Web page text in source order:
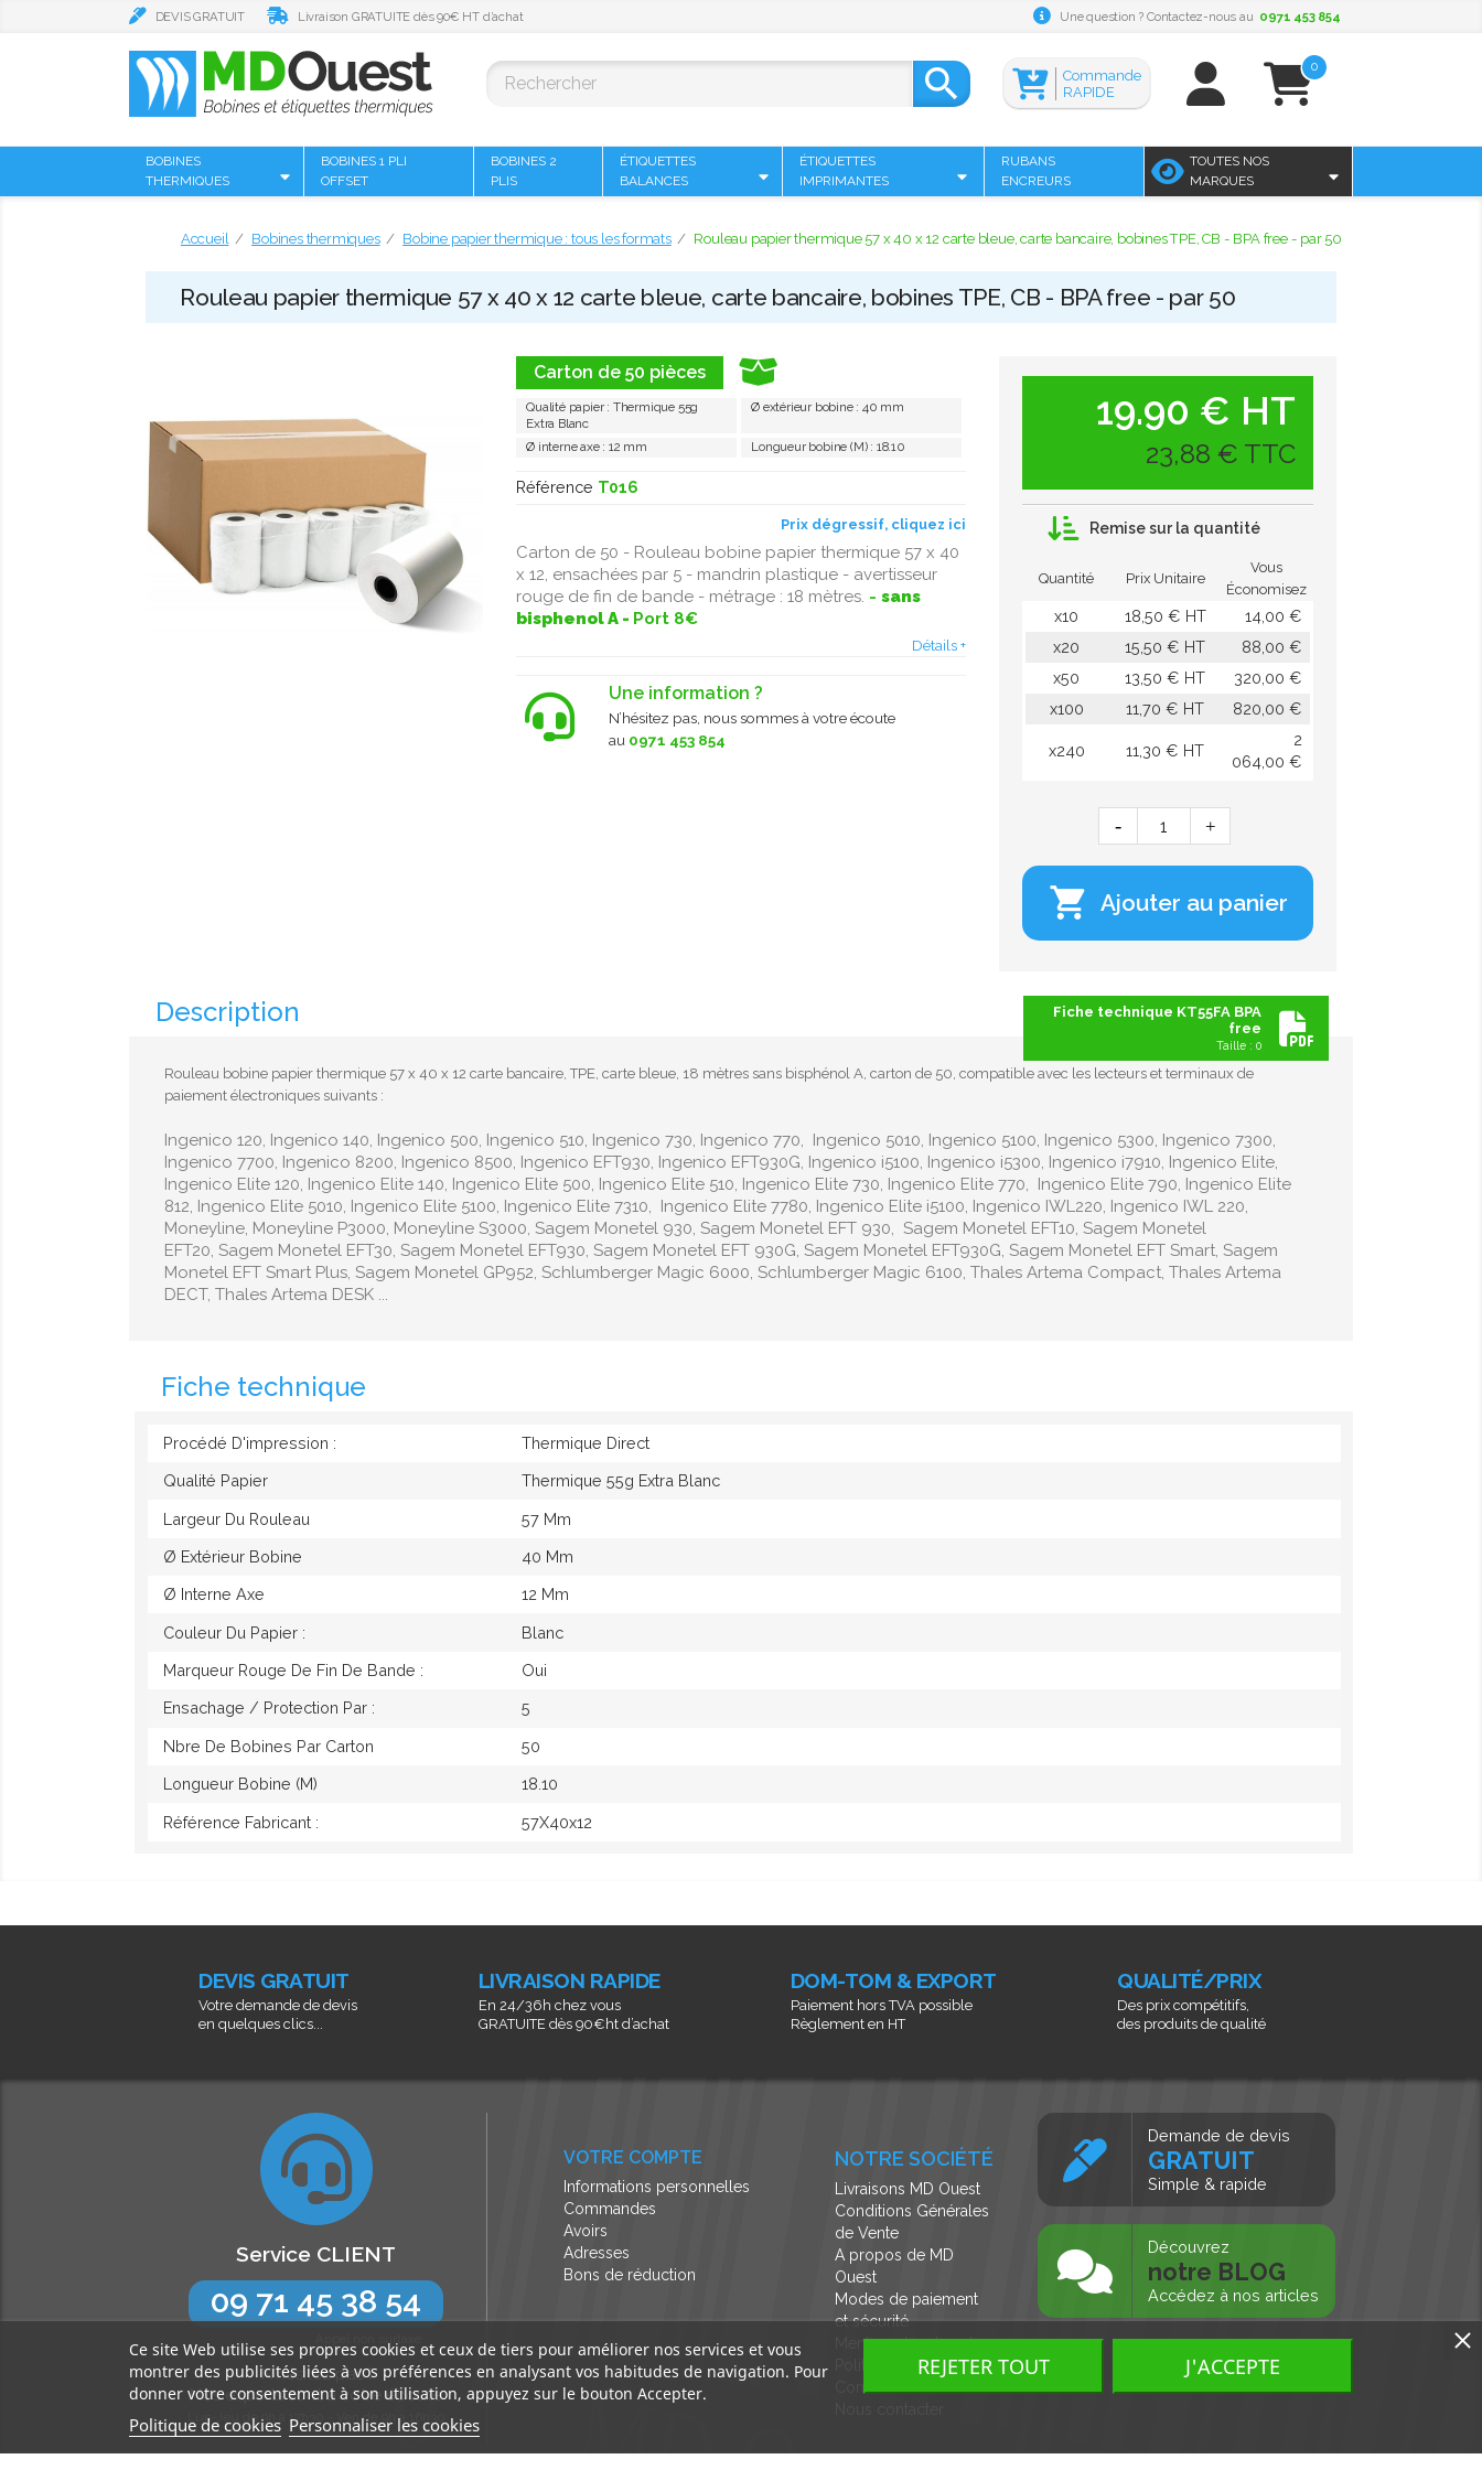
DEVIS GRATUIT Livraison GRATUITE dès 90€ HT d’achat Une question ? Contactez-nous au 0971 453 854
 0
Commande
RAPIDE
BOBINES
THERMIQUES
BOBINES 1 PLI
OFFSET
BOBINES 2
PLIS
ÉTIQUETTES
BALANCES
ÉTIQUETTES
IMPRIMANTES
RUBANS
ENCREURS
TOUTES NOS
MARQUES
Accueil Bobines thermiques Bobine papier thermique : tous les formats Rouleau papier thermique 57 x 40 x 12 carte bleue, carte bancaire, bobines TPE, CB - BPA free - par 50
Rouleau papier thermique 57 x 40 x 12 carte bleue, carte bancaire, bobines TPE, CB - BPA free - par 50
Carton de 50 pièces
Qualité papier : Thermique 55g
Extra Blanc
Ø extérieur bobine : 40 mm
Ø interne axe : 12 mm Longueur bobine (M) : 18.10
Référence T016
Prix dégressif, cliquez ici
Carton de 50 - Rouleau bobine papier thermique 57 x 40
x 12, ensachées par 5 - mandrin plastique - avertisseur
rouge de fin de bande - métrage : 18 mètres. - sans
bisphenol A - Port 8€
Détails +
Une information ?
N’hésitez pas, nous sommes à votre écoute
au 0971 453 854
19.90 € HT
23,88 € TTC
Remise sur la quantité
Quantité Prix Unitaire
Vous
Économisez
x10 18,50 € HT
14,00 €
x20
15,50 € HT
88,00 €
x50
13,50 € HT
320,00 €
x100
11,70 € HT 820,00 €
x240 11,30 € HT
2
064,00 €
 Ajouter au panier
Description
Rouleau bobine papier thermique 57 x 40 x 12 carte bancaire, TPE, carte bleue, 18 mètres sans bisphénol A, carton de 50, compatible avec les lecteurs et terminaux de
paiement électroniques suivants :
Ingenico 120, Ingenico 140, Ingenico 500, Ingenico 510, Ingenico 730, Ingenico 770, Ingenico 5010, Ingenico 5100, Ingenico 5300, Ingenico 7300,
Ingenico 7700, Ingenico 8200, Ingenico 8500, Ingenico EFT930, Ingenico EFT930G, Ingenico i5100, Ingenico i5300, Ingenico i7910, Ingenico Elite,
Ingenico Elite 120, Ingenico Elite 140, Ingenico Elite 500, Ingenico Elite 510, Ingenico Elite 730, Ingenico Elite 770, Ingenico Elite 790, Ingenico Elite
812, Ingenico Elite 5010, Ingenico Elite 5100, Ingenico Elite 7310, Ingenico Elite 7780, Ingenico Elite i5100, Ingenico IWL220, Ingenico IWL 220,
Moneyline, Moneyline P3000, Moneyline S3000, Sagem Monetel 930, Sagem Monetel EFT 930, Sagem Monetel EFT10, Sagem Monetel
EFT20, Sagem Monetel EFT30, Sagem Monetel EFT930, Sagem Monetel EFT 930G, Sagem Monetel EFT930G, Sagem Monetel EFT Smart, Sagem
Monetel EFT Smart Plus, Sagem Monetel GP952, Schlumberger Magic 6000, Schlumberger Magic 6100, Thales Artema Compact, Thales Artema
DECT, Thales Artema DESK ...
Fiche technique KT55FA BPA
free
Taille : 0
Fiche technique
Procédé D'impression : Thermique Direct
Qualité Papier Thermique 55g Extra Blanc
Largeur Du Rouleau 57 Mm
Ø Extérieur Bobine 40 Mm
Ø Interne Axe 12 Mm
Couleur Du Papier : Blanc
Marqueur Rouge De Fin De Bande : Oui
Ensachage / Protection Par : 5
Nbre De Bobines Par Carton 50
Longueur Bobine (M) 18.10
Référence Fabricant : 57X40x12
DEVIS GRATUIT
Votre demande de devis
en quelques clics...
LIVRAISON RAPIDE
En 24/36h chez vous
GRATUITE dès 90€ht d’achat
DOM-TOM & EXPORT
Paiement hors TVA possible
Règlement en HT
QUALITÉ/PRIX
Des prix compétitifs,
des produits de qualité
NOTRE SOCIÉTÉ
Livraisons MD Ouest
Conditions Générales
de Vente
A propos de MD
Ouest
Modes de paiement
et sécurité
Mentions légales et
Politique de
VOTRE COMPTE
Informations personnelles
Commandes
Avoirs
Adresses
Bons de réduction
Service CLIENT
09 71 45 38 54
N’hésitez pas !
Nos experts sont à votre écoute
Lun-Jeu de 9h à 17h30 - Ven de 9h à 16h30
Demande de devis
GRATUIT
Simple & rapide
Découvrez
notre BLOG
Accédez à nos articles
Ce site Web utilise ses propres cookies et ceux de tiers pour améliorer nos services et vous
montrer des publicités liées à vos préférences en analysant vos habitudes de navigation. Pour
donner votre consentement à son utilisation, appuyez sur le bouton Accepter.
Politique de cookies Personnaliser les cookies
REJETER TOUT J'ACCEPTE